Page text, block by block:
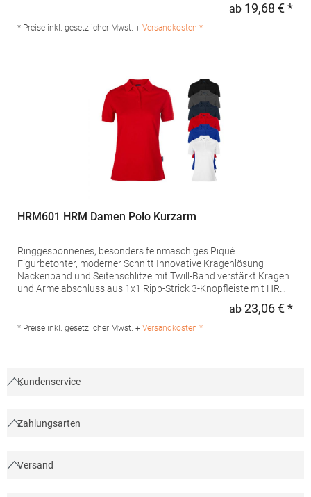
Produktsicherheit: Herst.-Nr.: 4005FHersteller: Promodoro
Fashion GmbH Am Gatherhof 57 40472 Düsseldorf Deutschland
ab 19,68 € *
* Preise inkl. gesetzlicher Mwst. + Versandkosten *
HRM601 HRM Damen Polo Kurzarm
Ringgesponnenes, besonders feinmaschiges Piqué
Figurbetonter, moderner Schnitt Innovative Kragenlösung
Nackenband und Seitenschlitze mit Twill-Band verstärkt Kragen
und Ärmelabschluss aus 1x1 Ripp-Strick 3-Knopfleiste mit HRM-
waschbarTrockner geeignetGrammatur: 180
textil.de
ab 23,06 € *
* Preise inkl. gesetzlicher Mwst. + Versandkosten *
Kundenservice
Zahlungsarten
Versand